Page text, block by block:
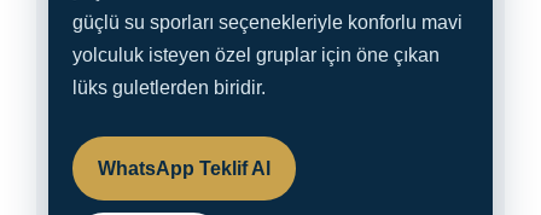
güçlü su sporları seçenekleriyle konforlu mavi
yolculuk isteyen özel gruplar için öne çıkan
lüks guletlerden biridir.
WhatsApp Teklif Al